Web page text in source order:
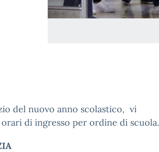
del nuovo anno scolastico, vi
di ingresso per ordine di scuola.